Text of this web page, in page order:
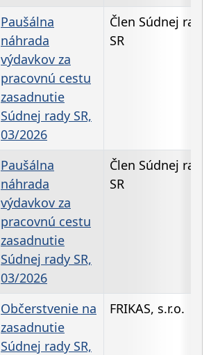
Paušálna
náhrada
výdavkov za
pracovnú cestu
zasadnutie
Súdnej rady SR,
03/2026
Člen Súdnej rady
SR
Paušálna
náhrada
výdavkov za
pracovnú cestu
zasadnutie
Súdnej rady SR,
03/2026
Člen Súdnej rady
SR
Občerstvenie na
zasadnutie
Súdnej rady SR,
FRIKAS, s.r.o.